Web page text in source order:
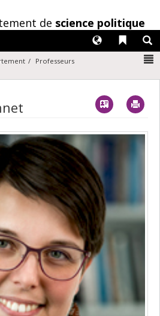
de science politique
Liens
Langues
Professeurs
Vcard